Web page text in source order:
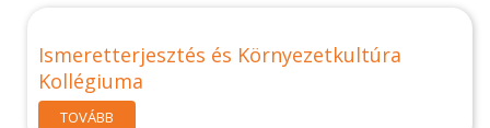
Ismeretterjesztés és Környezetkultúra
Kollégiuma
TOVÁBB